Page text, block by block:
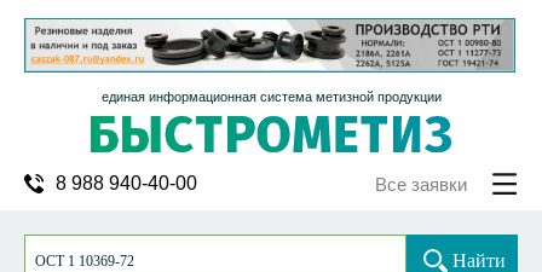
единая информационная система метизной продукции
8 988 940-40-00 Все заявки
Найти